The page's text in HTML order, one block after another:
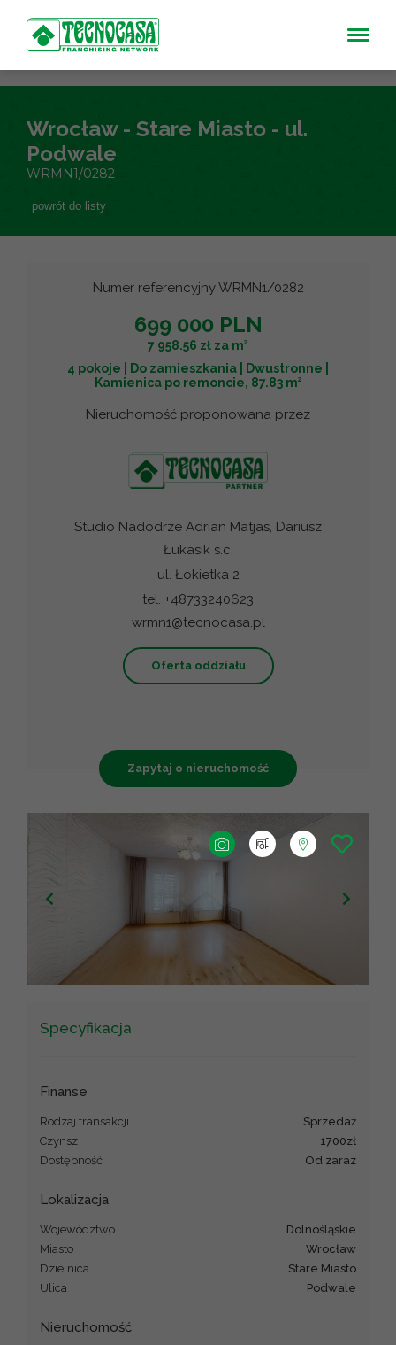
Wrocław - Stare Miasto - ul.
Podwale
WRMN1/0282
powrót do listy
Numer referencyjny WRMN1/0282
699 000 PLN
7 958.56 zł za m2
4 pokoje | Do zamieszkania | Dwustronne |
Kamienica po remoncie, 87.83 m2
Nieruchomość proponowana przez
Studio Nadodrze Adrian Matjas, Dariusz
Łukasik s.c.
ul. Łokietka 2
tel. +48733240623
wrmn1@tecnocasa.pl
Oferta oddziału
Zapytaj o nieruchomość
OpenStreetMap contributors ©
Specyfikacja
Finanse
Rodzaj transakcji
sprzedaż
Czynsz
1700zł
Dostępność
Od zaraz
Lokalizacja
Województwo
dolnośląskie
Miasto
Wrocław
Dzielnica
Stare Miasto
Ulica
Podwale
Nieruchomość